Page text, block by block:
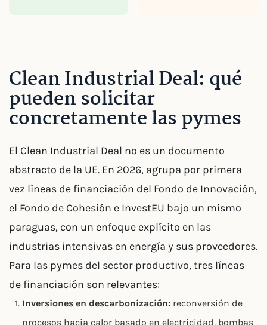
Clean Industrial Deal: qué
pueden solicitar
concretamente las pymes
El Clean Industrial Deal no es un documento
abstracto de la UE. En 2026, agrupa por primera
vez líneas de financiación del Fondo de Innovación,
el Fondo de Cohesión e InvestEU bajo un mismo
paraguas, con un enfoque explícito en las
industrias intensivas en energía y sus proveedores.
Para las pymes del sector productivo, tres líneas
de financiación son relevantes:
Inversiones en descarbonización: reconversión de
procesos hacia calor basado en electricidad, bombas